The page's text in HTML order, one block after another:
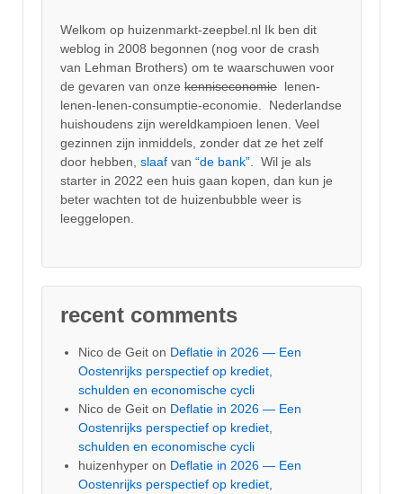
Welkom op huizenmarkt-zeepbel.nl Ik ben dit
weblog in 2008 begonnen (nog voor de crash
van Lehman Brothers) om te waarschuwen voor
de gevaren van onze kenniseconomie lenen-
lenen-lenen-consumptie-economie. Nederlandse
huishoudens zijn wereldkampioen lenen. Veel
gezinnen zijn inmiddels, zonder dat ze het zelf
door hebben, slaaf van “de bank”. Wil je als
starter in 2022 een huis gaan kopen, dan kun je
beter wachten tot de huizenbubble weer is
leeggelopen.
recent comments
Nico de Geit on Deflatie in 2026 — Een
Oostenrijks perspectief op krediet,
schulden en economische cycli
Nico de Geit on Deflatie in 2026 — Een
Oostenrijks perspectief op krediet,
schulden en economische cycli
huizenhyper on Deflatie in 2026 — Een
Oostenrijks perspectief op krediet,